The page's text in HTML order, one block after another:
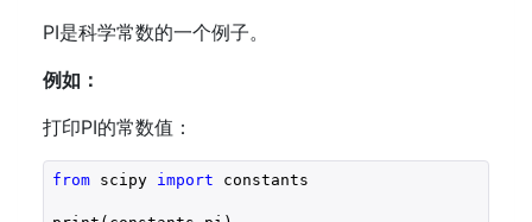
PI是科学常数的一个例子。
例如：
打印PI的常数值：
from scipy import constants